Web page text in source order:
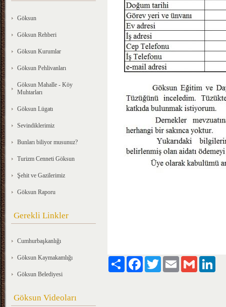
Göksun
Göksun Rehberi
Göksun Kurumlar
Göksun Pehlivanları
Göksun Mahalle - Köy
Muhtarları
Göksun Lügatı
Sevindiklerimiz
Bunları biliyor musunuz?
Turizm Cenneti Göksun
Şehit ve Gazilerimiz
Göksun Raporu
Gerekli Linkler
Cumhurbaşkanlığı
Göksun Kaymakamlığı
Göksun Belediyesi
Göksun Videoları
Paylaş FacebookTwitter Email Gmail